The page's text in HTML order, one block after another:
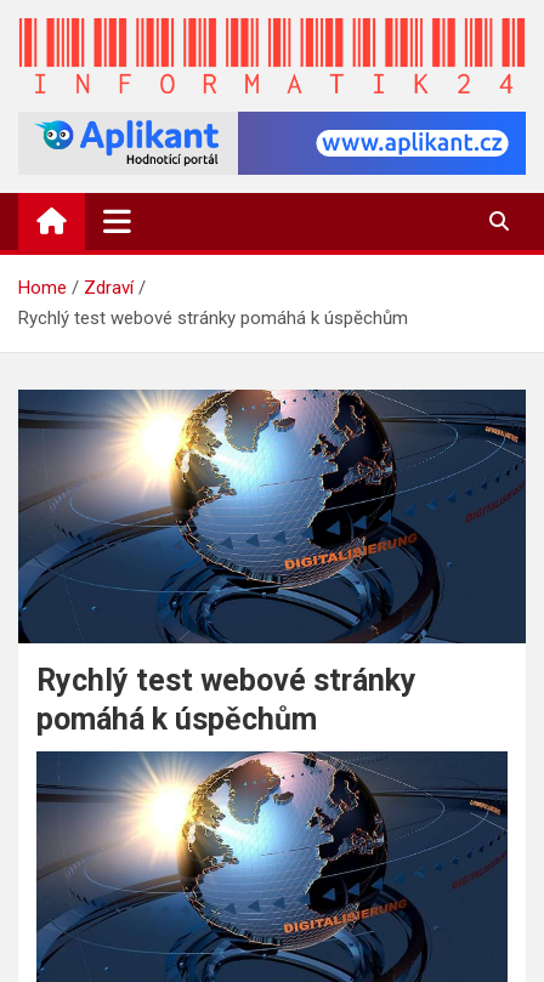
Skip
content
INFORMATIK24.CZ
Zpravodajství informací a novinky
Home
Zdraví
Rychlý test webové stránky pomáhá k úspěchům
Rychlý test webové stránky
pomáhá k úspěchům